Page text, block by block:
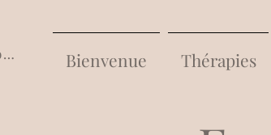
Prendre rendez-vous Bienvenue Thérapies